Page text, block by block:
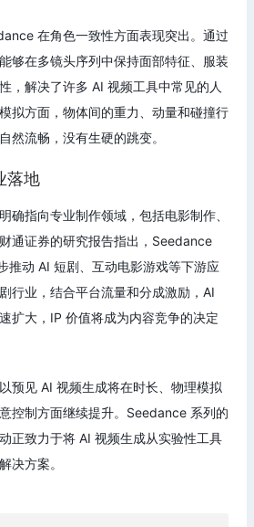
在角色一致性方面表现突出。通过
够在多镜头序列中保持面部特征、服装
，解决了许多 AI 视频工具中常见的人
拟方面，物体间的重力、动量和碰撞行
然流畅，没有生硬的跳变。
落地
确指向专业制作领域，包括电影制作、
通证券的研究报告指出，Seedance
推动 AI 短剧、互动电影游戏等下游应
行业，结合平台流量和分成激励，AI
扩大，IP 价值将成为内容竞争的决定
预见 AI 视频生成将在时长、物理模拟
控制方面继续提升。Seedance 系列的
正致力于将 AI 视频生成从实验性工具
决方案。